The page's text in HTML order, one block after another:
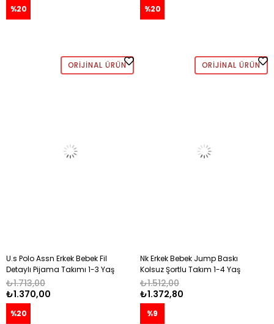
%20 %20
ORIJINAL ÜRÜN
U.s Polo Assn Erkek Bebek Fil
Detaylı Pijama Takımı 1-3 Yaş
BEYAZ
₺1.370,00
₺1.713,00
%20
ORIJINAL ÜRÜN
Nk Erkek Bebek Jump Baskı
Kolsuz Şortlu Takım 1-4 Yaş
YEŞİL
₺1.372,80
₺1.512,00
%9